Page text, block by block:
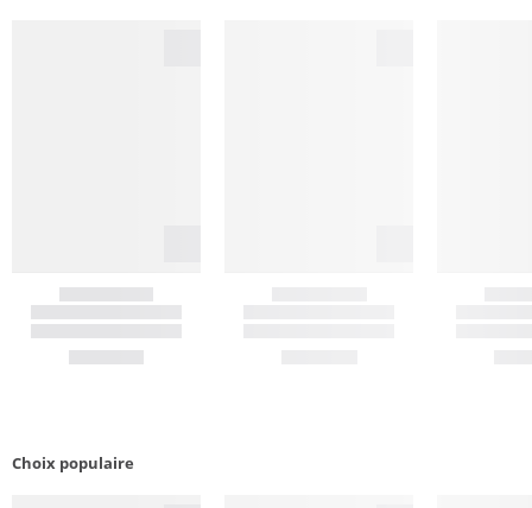
Choix populaire